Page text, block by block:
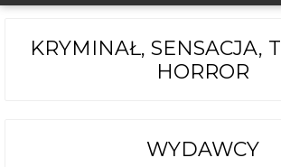
KRYMINAŁ, SENSACJA,
HORROR
WYDAWCY